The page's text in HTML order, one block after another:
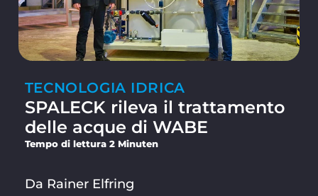
TECNOLOGIA IDRICA
SPALECK rileva il trattamento
delle acque di WABE
Tempo di lettura 2 Minuten
Da Rainer Elfring